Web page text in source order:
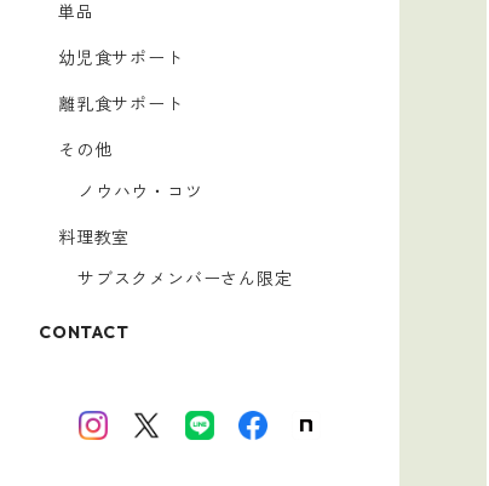
単品
幼児食サポート
離乳食サポート
その他
ノウハウ・コツ
料理教室
サブスクメンバーさん限定
CONTACT